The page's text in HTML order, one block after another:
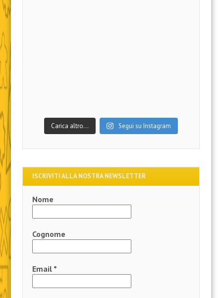
Carica altro… Segui su Instagram
ISCRIVITI ALLA NOSTRA NEWSLETTER
Nome
Cognome
Email *